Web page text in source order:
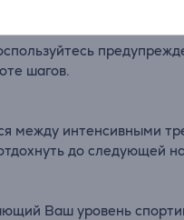
шагов.
между интенсивными
до следующей
Ваш уровень